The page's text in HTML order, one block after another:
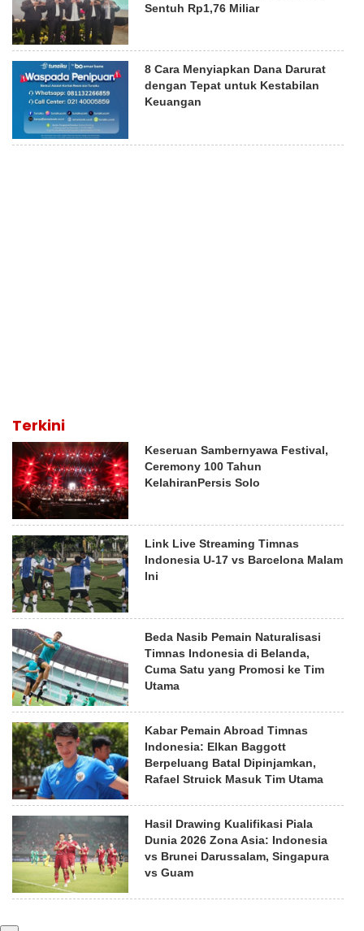
Sentuh Rp1,76 Miliar
8 Cara Menyiapkan Dana Darurat
dengan Tepat untuk Kestabilan
Keuangan
Terkini
Keseruan Sambernyawa Festival,
Ceremony 100 Tahun
KelahiranPersis Solo
Link Live Streaming Timnas
Indonesia U-17 vs Barcelona Malam
Ini
Beda Nasib Pemain Naturalisasi
Timnas Indonesia di Belanda,
Cuma Satu yang Promosi ke Tim
Utama
Kabar Pemain Abroad Timnas
Indonesia: Elkan Baggott
Berpeluang Batal Dipinjamkan,
Rafael Struick Masuk Tim Utama
Hasil Drawing Kualifikasi Piala
Dunia 2026 Zona Asia: Indonesia
vs Brunei Darussalam, Singapura
vs Guam